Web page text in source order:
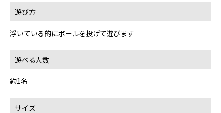
遊び方
浮いている的にボールを投げて遊びます
遊べる人数
約1名
サイズ